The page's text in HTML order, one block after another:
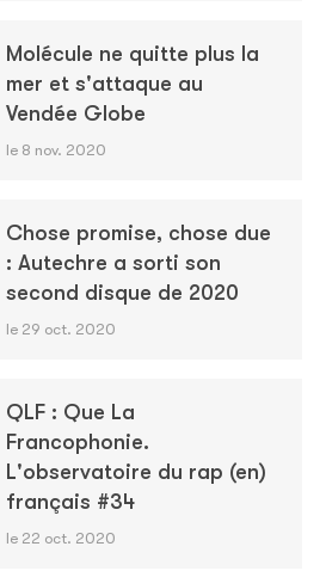
Molécule ne quitte plus la
mer et s'attaque au
Vendée Globe
le 8 nov. 2020
Chose promise, chose due
: Autechre a sorti son
second disque de 2020
le 29 oct. 2020
QLF : Que La
Francophonie.
L'observatoire du rap (en)
français #34
le 22 oct. 2020